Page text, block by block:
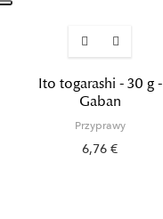
Ito togarashi - 30 g -
Gaban
Przyprawy
6,76 €